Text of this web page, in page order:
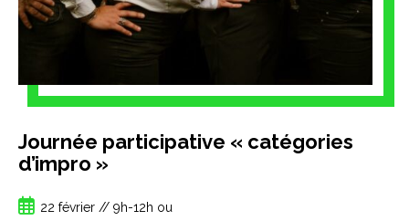
Journée participative « catégories
d’impro »
22 février // 9h-12h ou